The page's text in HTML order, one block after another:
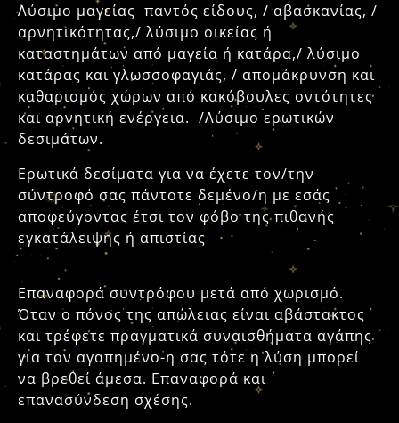
Λύσιμο μαγείας παντός είδους, / αβασκανίας, /
αρνητικότητας,/ λύσιμο οικείας ή
καταστημάτων από μαγεία ή κατάρα,/ λύσιμο
κατάρας και γλωσσοφαγιάς, / απομάκρυνση και
καθαρισμός χώρων από κακόβουλες οντότητες
και αρνητική ενέργεια. /Λύσιμο ερωτικών
δεσιμάτων.
Ερωτικά δεσίματα για να έχετε τον/την
σύντροφό σας πάντοτε δεμένο/η με εσάς
αποφεύγοντας έτσι τον φόβο της πιθανής
εγκατάλειψης ή απιστίας
Επαναφορά συντρόφου μετά από χωρισμό.
Όταν ο πόνος της απώλειας είναι αβάστακτος
και τρέφετε πραγματικά συναισθήματα αγάπης
για τον αγαπημένο-η σας τότε η λύση μπορεί
να βρεθεί άμεσα. Επαναφορά και
επανασύνδεση σχέσης.